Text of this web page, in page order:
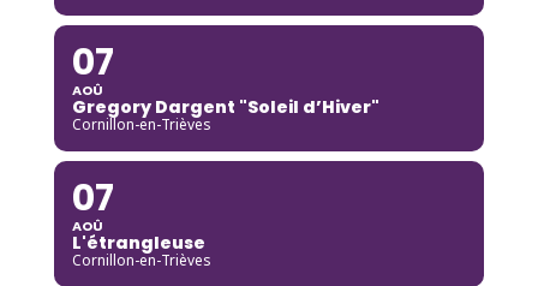
07
AOÛ
Gregory Dargent "Soleil d’Hiver"
Cornillon-en-Trièves
07
AOÛ
L'étrangleuse
Cornillon-en-Trièves